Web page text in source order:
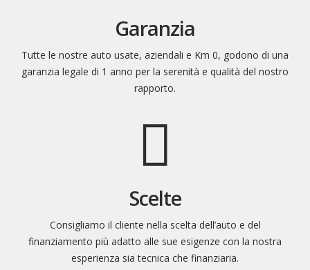
Garanzia
Tutte le nostre auto usate, aziendali e Km 0, godono di una
garanzia legale di 1 anno per la serenità e qualità del nostro
rapporto.
Scelte
Consigliamo il cliente nella scelta dell’auto e del
finanziamento più adatto alle sue esigenze con la nostra
esperienza sia tecnica che finanziaria.